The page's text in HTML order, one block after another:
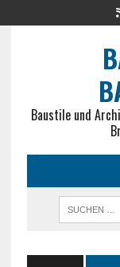
Baustile und